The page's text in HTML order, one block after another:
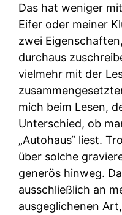
Das hat weniger
Eifer oder meiner
zwei
durchaus
vielmehr mit der
mich beim Lesen,
Unterschied, ob
„Autohaus“ liest.
über solche
generös hinweg.
ausschließlich an
ausgeglichenen